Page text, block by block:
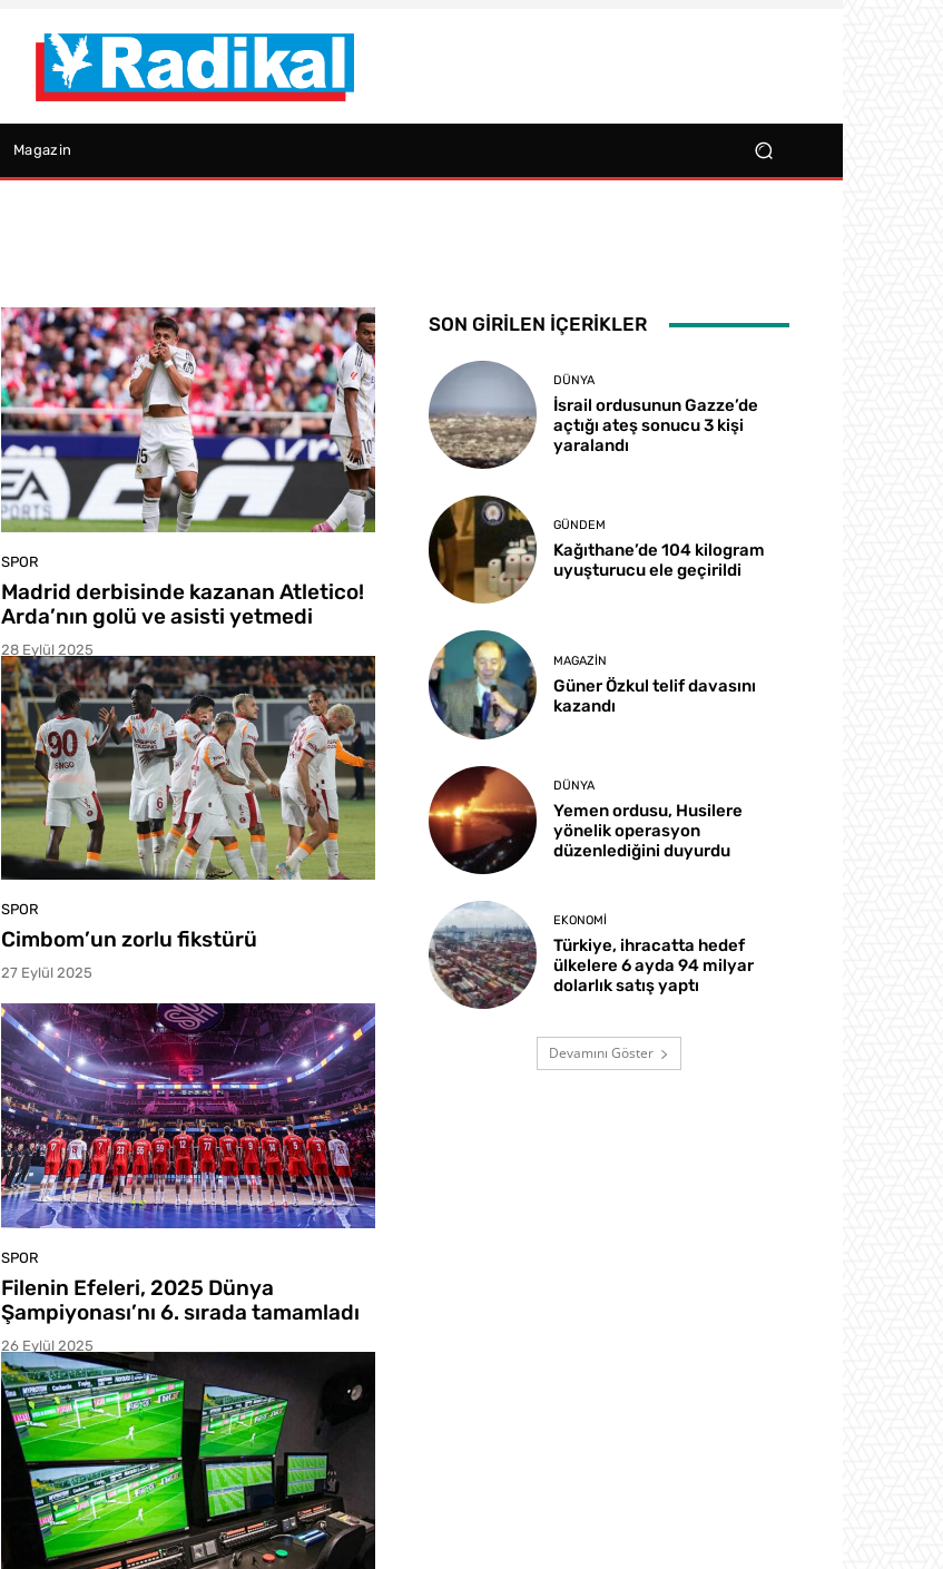
Magazin
SPOR
Madrid derbisinde kazanan Atletico!
Arda’nın golü ve asisti yetmedi
28 Eylül 2025
SPOR
Cimbom’un zorlu fikstürü
27 Eylül 2025
SPOR
Filenin Efeleri, 2025 Dünya
Şampiyonası’nı 6. sırada tamamladı
26 Eylül 2025
SON GIRILEN İÇERIKLER
DÜNYA
İsrail ordusunun Gazze’de
açtığı ateş sonucu 3 kişi
yaralandı
GÜNDEM
Kağıthane’de 104 kilogram
uyuşturucu ele geçirildi
MAGAZIN
Güner Özkul telif davasını
kazandı
DÜNYA
Yemen ordusu, Husilere
yönelik operasyon
düzenlediğini duyurdu
EKONOMI
Türkiye, ihracatta hedef
ülkelere 6 ayda 94 milyar
dolarlık satış yaptı
Devamını Göster